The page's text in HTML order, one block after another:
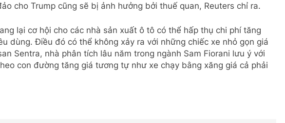
cho Trump cũng sẽ bị ảnh hưởng bởi thuế quan, Reuters chỉ ra.
lại cơ hội cho các nhà sản xuất ô tô có thể hấp thụ chi phí tăng
dùng. Điều đó có thể không xảy ra với những chiếc xe nhỏ gọn giá
Sentra, nhà phân tích lâu năm trong ngành Sam Fiorani lưu ý với
con đường tăng giá tương tự như xe chạy bằng xăng giá cả phải